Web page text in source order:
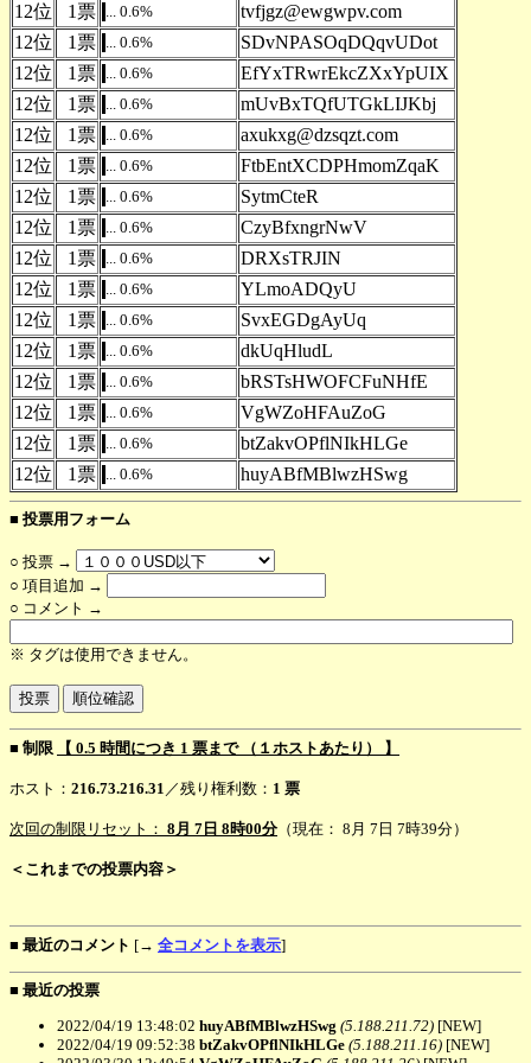
12位
1票 ... 0.6%
tvfjgz@ewgwpv.com
12位
1票 ... 0.6%
SDvNPASOqDQqvUDot
12位
1票 ... 0.6%
EfYxTRwrEkcZXxYpUIX
12位
1票 ... 0.6%
mUvBxTQfUTGkLIJKbj
12位
1票 ... 0.6%
axukxg@dzsqzt.com
12位
1票 ... 0.6%
FtbEntXCDPHmomZqaK
12位
1票 ... 0.6%
SytmCteR
12位
1票 ... 0.6%
CzyBfxngrNwV
12位
1票 ... 0.6%
DRXsTRJIN
12位
1票 ... 0.6%
YLmoADQyU
12位
1票 ... 0.6%
SvxEGDgAyUq
12位
1票 ... 0.6%
dkUqHludL
12位
1票 ... 0.6%
bRSTsHWOFCFuNHfE
12位
1票 ... 0.6%
VgWZoHFAuZoG
12位
1票 ... 0.6%
btZakvOPflNIkHLGe
12位
1票 ... 0.6% huyABfMBlwzHSwg
■ 投票用フォーム
○ 投票 →
○ 項目追加 →
○ コメント →
※ タグは使用できません。
■ 制限 【 0.5 時間につき 1 票まで （１ホストあたり） 】
ホスト： 216.73.216.31 ／残り権利数： 1 票
次回の制限リセット： 8月 7日 8時00分（現在： 8月 7日 7時39分）
＜これまでの投票内容＞
■ 最近のコメント [→ 全コメントを表示]
■ 最近の投票
2022/04/19 13:48:02 huyABfMBlwzHSwg (5.188.211.72) [NEW]
2022/04/19 09:52:38 btZakvOPflNIkHLGe (5.188.211.16) [NEW]